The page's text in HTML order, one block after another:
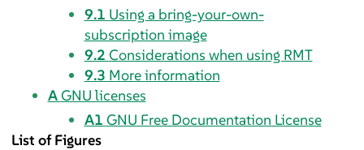
9.1 Using a bring-your-own-
subscription image
9.2 Considerations when using RMT
9.3 More information
AGNU licenses
A1 GNU Free Documentation License
List of Figures